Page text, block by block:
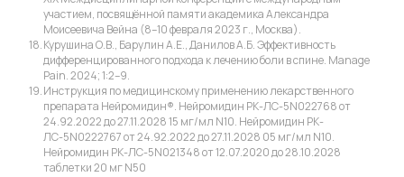
участием, посвящённой памяти академика Александра
Моисеевича Вейна (8–10 февраля 2023 г., Москва).
Курушина О.В., Барулин А.Е., Данилов А.Б. Эффективность
дифференцированного подхода к лечению боли в спине. Manage
Pain. 2024; 1:2–9.
Инструкция по медицинскому применению лекарственного
препарата Нейромидин®. Нейромидин РК-ЛС-5N022768 от
24.92.2022 до 27.11.2028 15 мг/мл N10. Нейромидин РК-
ЛС-5N0222767 от 24.92.2022 до 27.11.2028 05 мг/мл N10.
Нейромидин РК-ЛС-5N021348 от 12.07.2020 до 28.10.2028
таблетки 20 мг N50